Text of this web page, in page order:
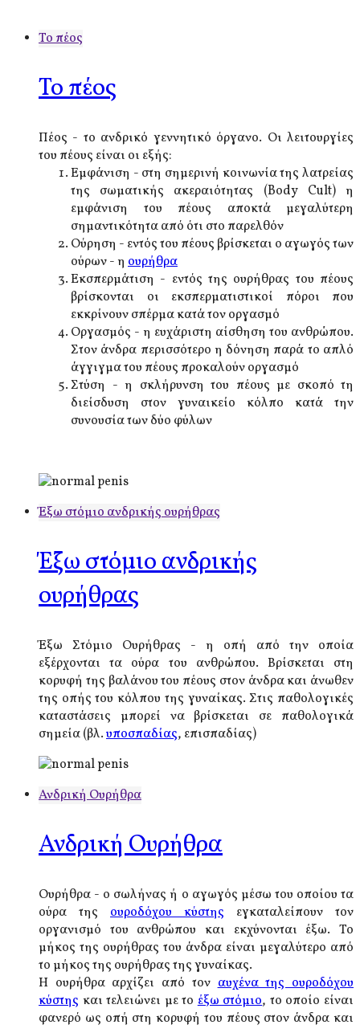
Το πέος
Το πέος
Πέος - το ανδρικό γεννητικό όργανο. Οι λειτουργίες
του πέους είναι οι εξής:
Εμφάνιση - στη σημερινή κοινωνία της λατρείας
της σωματικής ακεραιότητας (Body Cult) η
εμφάνιση του πέους αποκτά μεγαλύτερη
σημαντικότητα από ότι στο παρελθόν
Ούρηση - εντός του πέους βρίσκεται ο αγωγός των
ούρων - η ουρήθρα
Εκσπερμάτιση - εντός της ουρήθρας του πέους
βρίσκονται οι εκσπερματιστικοί πόροι που
εκκρίνουν σπέρμα κατά τον οργασμό
Οργασμός - η ευχάριστη αίσθηση του ανθρώπου.
Στον άνδρα περισσότερο η δόνηση παρά το απλό
άγγιγμα του πέους προκαλούν οργασμό
Στύση - η σκλήρυνση του πέους με σκοπό τη
διείσδυση στον γυναικείο κόλπο κατά την
συνουσία των δύο φύλων
Έξω στόμιο ανδρικής ουρήθρας
Έξω στόμιο ανδρικής
ουρήθρας
Έξω Στόμιο Ουρήθρας - η οπή από την οποία
εξέρχονται τα ούρα του ανθρώπου. Βρίσκεται στη
κορυφή της βαλάνου του πέους στον άνδρα και άνωθεν
της οπής του κόλπου της γυναίκας. Στις παθολογικές
καταστάσεις μπορεί να βρίσκεται σε παθολογικά
σημεία (βλ.υποσπαδίας, επισπαδίας)
Ανδρική Ουρήθρα
Ανδρική Ουρήθρα
Ουρήθρα - ο σωλήνας ή ο αγωγός μέσω του οποίου τα
ούρα της ουροδόχου κύστης εγκαταλείπουν τον
οργανισμό του ανθρώπου και εκχύνονται έξω. Το
μήκος της ουρήθρας του άνδρα είναι μεγαλύτερο από
το μήκος της ουρήθρας της γυναίκας.
Η ουρήθρα αρχίζει από τοναυχένα της ουροδόχου
κύστης και τελειώνει με τοέξω στόμιο, το οποίο είναι
φανερό ως οπή στη κορυφή του πέους στον άνδρα και